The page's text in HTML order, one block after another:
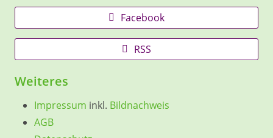
Facebook
RSS
Weiteres
Impressum inkl. Bildnachweis
AGB